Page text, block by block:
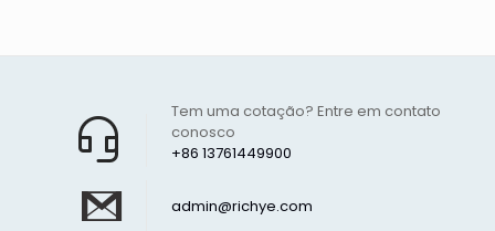
+86 13761449900
Tem uma cotação? Entre em contato
conosco
admin@richye.com